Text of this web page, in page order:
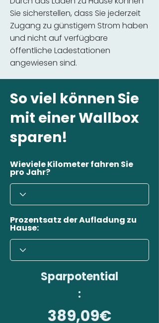
Sie sicherstellen, dass Sie jederzeit
Zugang zu günstigem Strom haben
und nicht auf verfügbare
öffentliche Ladestationen
angewiesen sind.
So viel können Sie
mit einer Wallbox
sparen!
Wieviele Kilometer fahren Sie
pro Jahr?
Prozentsatz der Aufladung zu
Hause:
Sparpotential
:
389,09€